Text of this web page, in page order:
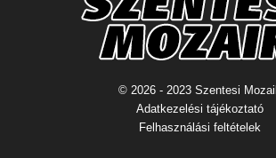
© 2026 - 2023 Szentesi
Adatkezelési tájékoztató
Felhasználási feltételek